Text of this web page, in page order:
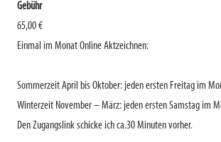
Gebühr
65,00 €
Einmal im Monat Online Aktzeichnen:
Sommerzeit April bis Oktober: jeden ersten Freitag im
Winterzeit November – März: jeden ersten Samstag im
Den Zugangslink schicke ich ca.30 Minuten vorher.